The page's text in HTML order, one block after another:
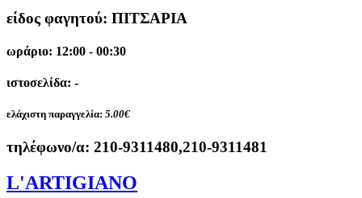
είδος φαγητού: ΠΙΤΣΑΡΙΑ
ωράριο: 12:00 - 00:30
ιστοσελίδα: -
ελάχιστη παραγγελία: 5.00€
τηλέφωνο/α: 210-9311480,210-9311481
L'ARTIGIANO